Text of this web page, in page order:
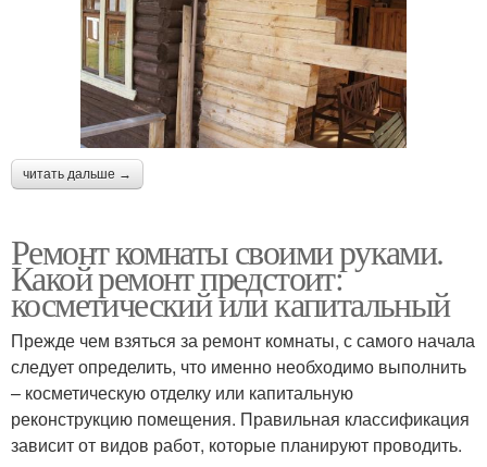
читать дальше →
Ремонт комнаты своими руками.
Какой ремонт предстоит:
косметический или капитальный
Прежде чем взяться за ремонт комнаты, с самого начала
следует определить, что именно необходимо выполнить
– косметическую отделку или капитальную
реконструкцию помещения. Правильная классификация
зависит от видов работ, которые планируют проводить.